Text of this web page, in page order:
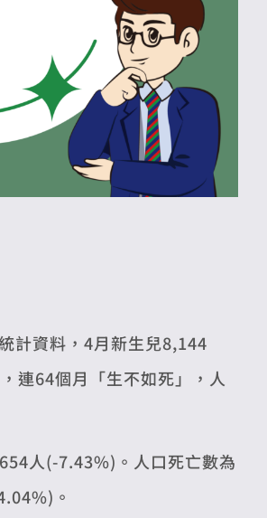
計資料，4月新生兒8,144
連64個月「生不如死」，人
人(-7.43%)。人口死亡數為
。